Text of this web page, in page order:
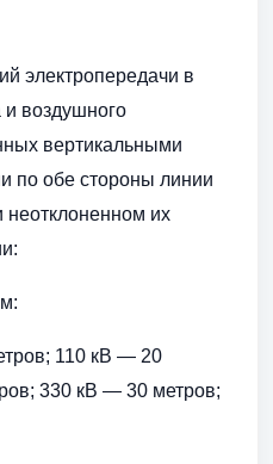
электропередачи в
и воздушного
вертикальными
по обе стороны линии
неотклоненном их
110 кВ — 20
330 кВ — 30 метров;